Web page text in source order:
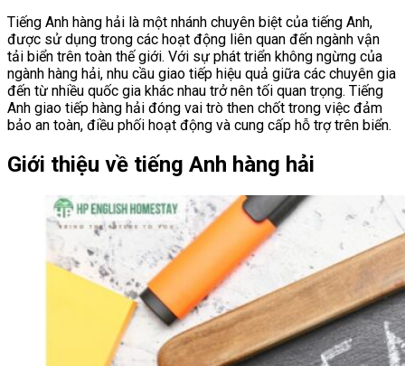
Tiếng Anh hàng hải là một nhánh chuyên biệt của tiếng Anh,
được sử dụng trong các hoạt động liên quan đến ngành vận
tải biển trên toàn thế giới. Với sự phát triển không ngừng của
ngành hàng hải, nhu cầu giao tiếp hiệu quả giữa các chuyên gia
đến từ nhiều quốc gia khác nhau trở nên tối quan trọng. Tiếng
Anh giao tiếp hàng hải đóng vai trò then chốt trong việc đảm
bảo an toàn, điều phối hoạt động và cung cấp hỗ trợ trên biển.
Giới thiệu về tiếng Anh hàng hải